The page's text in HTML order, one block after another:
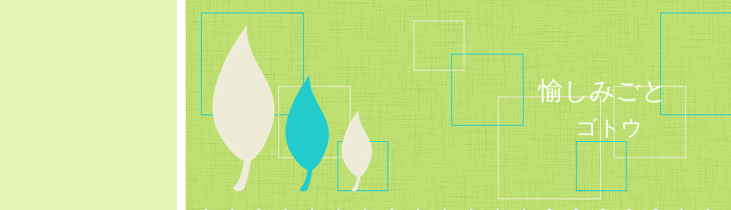
愉しみごと
ゴトウ